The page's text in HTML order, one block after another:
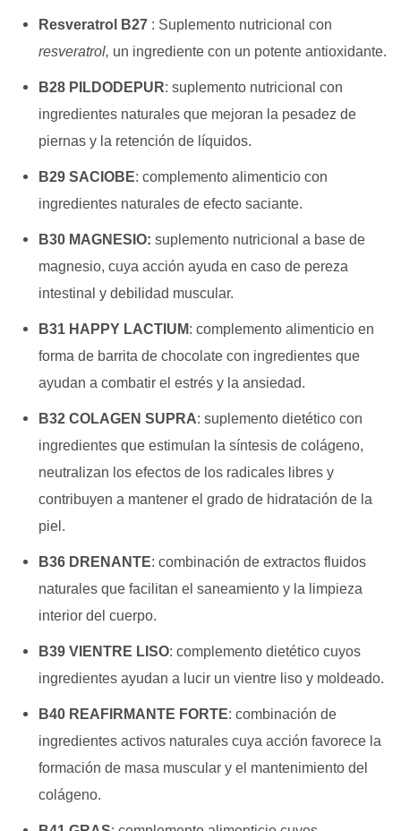
Resveratrol B27 : Suplemento nutricional con
resveratrol, un ingrediente con un potente antioxidante.
B28 PILDODEPUR: suplemento nutricional con
ingredientes naturales que mejoran la pesadez de
piernas y la retención de líquidos.
B29 SACIOBE: complemento alimenticio con
ingredientes naturales de efecto saciante.
B30 MAGNESIO: suplemento nutricional a base de
magnesio, cuya acción ayuda en caso de pereza
intestinal ydebilidad muscular.
B31 HAPPY LACTIUM: complemento alimenticio en
forma de barrita de chocolate con ingredientes que
ayudan acombatir el estrés y la ansiedad.
B32 COLAGEN SUPRA: suplemento dietético con
ingredientes que estimulan la síntesis de colágeno,
neutralizan losefectos de los radicales libres y
contribuyen a mantener el grado de hidratación de la
piel.
B36 DRENANTE: combinación de extractos fluidos
naturales que facilitan el saneamiento y la limpieza
interiordel cuerpo.
B39 VIENTRE LISO: complemento dietético cuyos
ingredientes ayudan a lucir un vientre liso y moldeado.
B40 REAFIRMANTE FORTE: combinación de
ingredientes activos naturales cuya acción favorece la
formación de masa muscular y el mantenimiento del
colágeno.